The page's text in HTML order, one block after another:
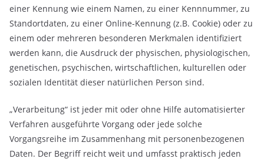
einer Kennung wie einem Namen, zu einer Kennnummer, zu
Standortdaten, zu einer Online-Kennung (z.B. Cookie) oder zu
einem oder mehreren besonderen Merkmalen identifiziert
werden kann, die Ausdruck der physischen, physiologischen,
genetischen, psychischen, wirtschaftlichen, kulturellen oder
sozialen Identität dieser natürlichen Person sind.
„Verarbeitung“ ist jeder mit oder ohne Hilfe automatisierter
Verfahren ausgeführte Vorgang oder jede solche
Vorgangsreihe im Zusammenhang mit personenbezogenen
Daten. Der Begriff reicht weit und umfasst praktisch jeden